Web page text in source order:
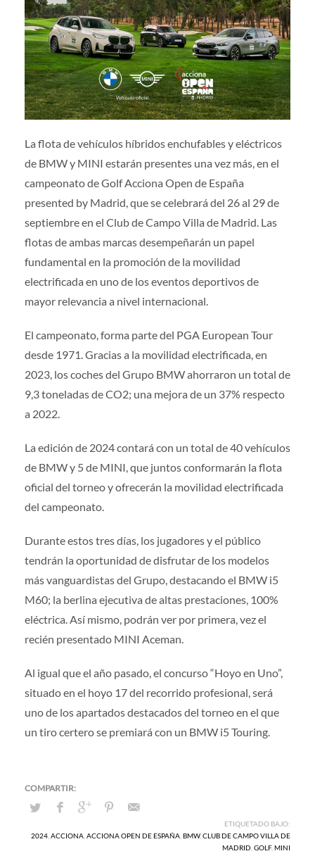
Prensa | Voluntarios | Colaboradores | Contacto
ES
La flota de vehículos híbridos enchufables y eléctricos
de BMW y MINI estarán presentes una vez más, en el
campeonato de Golf Acciona Open de España
presented by Madrid, que se celebrará del 26 al 29 de
septiembre en el Club de Campo Villa de Madrid. Las
flotas de ambas marcas desempeñarán un papel
fundamental en la promoción de la movilidad
electrificada en uno de los eventos deportivos de
mayor relevancia a nivel internacional.
El campeonato, forma parte del PGA European Tour
desde 1971. Gracias a la movilidad electrificada, en
2023, los coches del Grupo BMW ahorraron un total de
9,3 toneladas de CO2; una mejora de un 37% respecto
a 2022.
La edición de 2024 contará con un total de 40 vehículos
de BMW y 5 de MINI, que juntos conformarán la flota
oficial del torneo y ofrecerán la movilidad electrificada
del campeonato.
Durante estos tres días, los jugadores y el público
tendrán la oportunidad de disfrutar de los modelos
más vanguardistas del Grupo, destacando el BMW i5
M60; la berlina ejecutiva de altas prestaciones, 100%
eléctrica. Así mismo, podrán ver por primera, vez el
recién presentado MINI Aceman.
Al igual que el año pasado, el concurso “Hoyo en Uno”,
situado en el hoyo 17 del recorrido profesional, será
uno de los apartados destacados del torneo en el que
un tiro certero se premiará con un BMW i5 Touring.
ETIQUETADO BAJO:
2024 ACCIONA ACCIONA OPEN DE ESPAÑA BMW, CLUB DE CAMPO VILLA DE
MADRID GOLF, MINI